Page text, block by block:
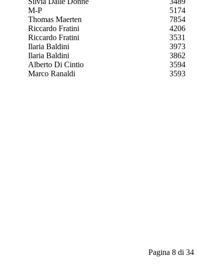
M-P
5174
Thomas Maerten
7854
Riccardo Fratini
4206
Riccardo Fratini
3531
Ilaria Baldini
3973
Ilaria Baldini
3862
Alberto Di Cintio
3594
Marco Ranaldi 3593
Pagina 8 di 34